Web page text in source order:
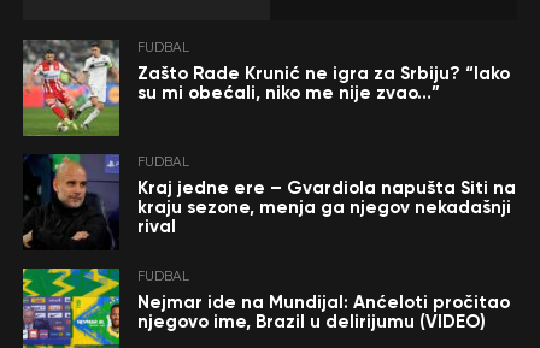
FUDBAL
Zašto Rade Krunić ne igra za Srbiju? “Iako
su mi obećali, niko me nije zvao…”
FUDBAL
Kraj jedne ere – Gvardiola napušta Siti na
kraju sezone, menja ga njegov nekadašnji
rival
FUDBAL
Nejmar ide na Mundijal: Anćeloti pročitao
njegovo ime, Brazil u delirijumu (VIDEO)